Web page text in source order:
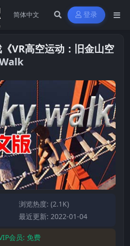
登录
VR高空运动：旧金山空
浏览热度: (2.1K)
最近更新: 2022-01-04
会员: 免费